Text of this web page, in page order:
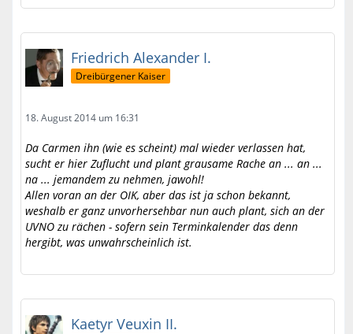
Friedrich Alexander I.
Dreibürgener Kaiser
18. August 2014 um 16:31
Da Carmen ihn (wie es scheint) mal wieder verlassen hat,
sucht er hier Zuflucht und plant grausame Rache an ... an ...
na ... jemandem zu nehmen, jawohl!
Allen voran an der OIK, aber das ist ja schon bekannt,
weshalb er ganz unvorhersehbar nun auch plant, sich an der
UVNO zu rächen - sofern sein Terminkalender das denn
hergibt, was unwahrscheinlich ist.
Kaetyr Veuxin II.